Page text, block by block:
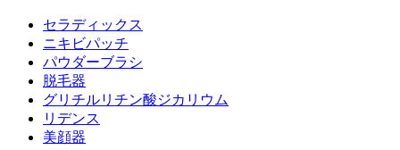
セラディックス
ニキビパッチ
パウダーブラシ
脱毛器
グリチルリチン酸ジカリウム
リデンス
美顔器